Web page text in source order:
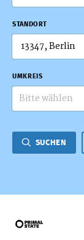
STANDORT
UMKREIS
Bitte wählen
SUCHEN